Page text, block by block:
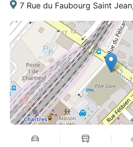
7 Rue du Faubourg Saint